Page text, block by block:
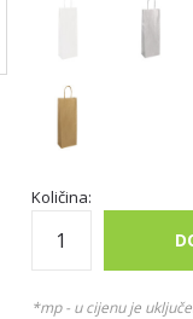
Količina:
*mp - u cijenu je